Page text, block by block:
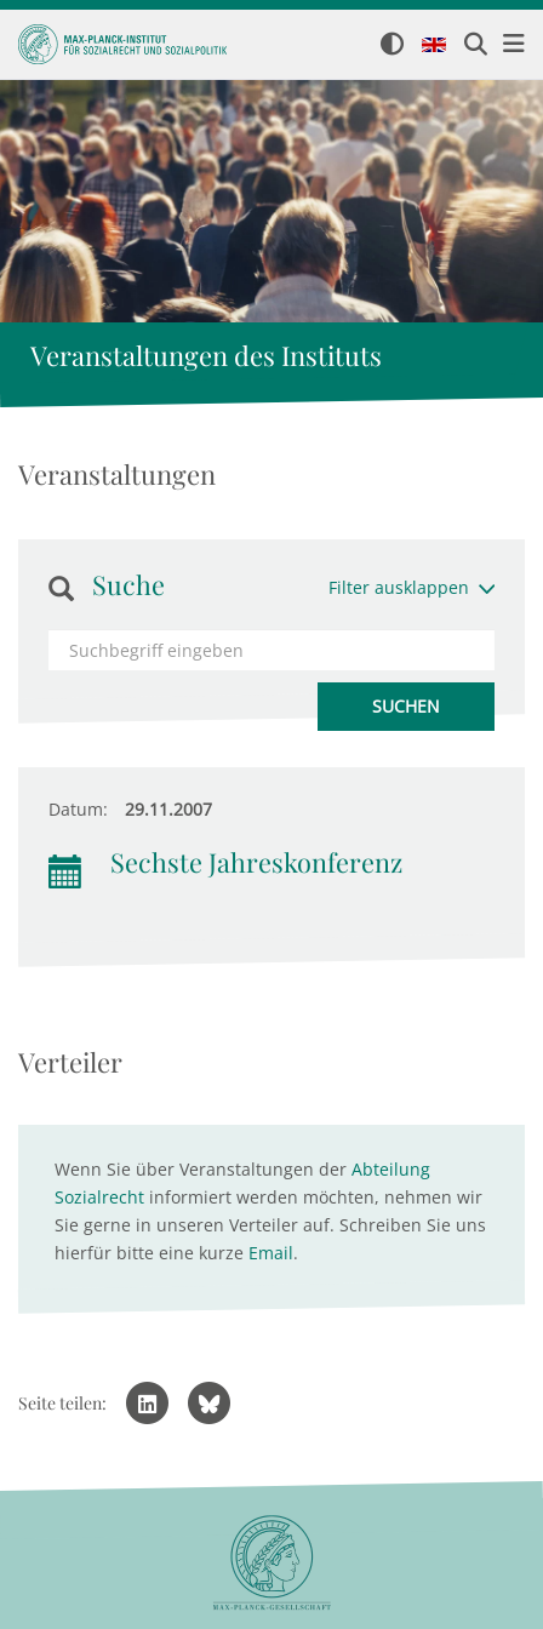
Veranstaltungen des Instituts
Veranstaltungen
Suche Filter ausklappen
Datum: 29.11.2007
Sechste Jahreskonferenz
Verteiler
Wenn Sie über Veranstaltungen der Abteilung
Sozialrecht informiert werden möchten, nehmen wir
Sie gerne in unseren Verteiler auf. Schreiben Sie uns
hierfür bitte eine kurze Email.
Seite teilen: